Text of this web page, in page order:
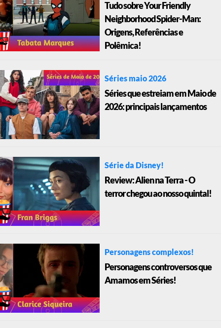
Tudo sobre Your Friendly
Neighborhood Spider-Man:
Origens, Referências e
Polêmica!
Séries maio 2026
Séries que estreiam em Maio de
2026: principais lançamentos
Série da Disney!
Review: Alien na Terra - O
terror chegou ao nosso quintal!
Personagens complexos!
Personagens controversos que
Amamos em Séries!